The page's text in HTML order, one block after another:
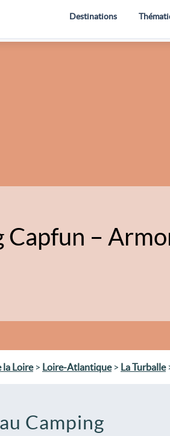
Destinations
Capfun –
la Loire> Loire-Atlantique> La Turballe
Camping